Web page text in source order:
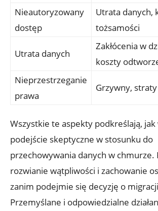
Nieautoryzowany
‍dostęp
Utrata danych,
tożsamości
Utrata danych
Zakłócenia w
koszty​
Nieprzestrzeganie
prawa
Grzywny,
Wszystkie te aspekty podkreślają,
podejście skeptyczne w stosunku do
przechowywania danych w chmurze.
rozwianie wątpliwości⁤ i zachowanie‍
zanim podejmie ‍się decyzję⁣ o
Przemyślane i odpowiedzialne